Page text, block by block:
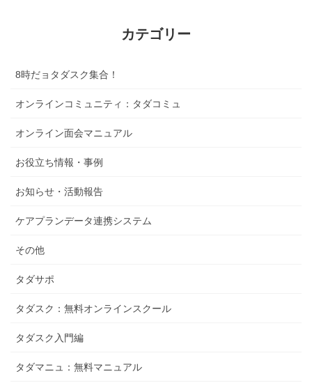
カテゴリー
8時だョタダスク集合！
オンラインコミュニティ：タダコミュ
オンライン面会マニュアル
お役立ち情報・事例
お知らせ・活動報告
ケアプランデータ連携システム
その他
タダサポ
タダスク：無料オンラインスクール
タダスク入門編
タダマニュ：無料マニュアル